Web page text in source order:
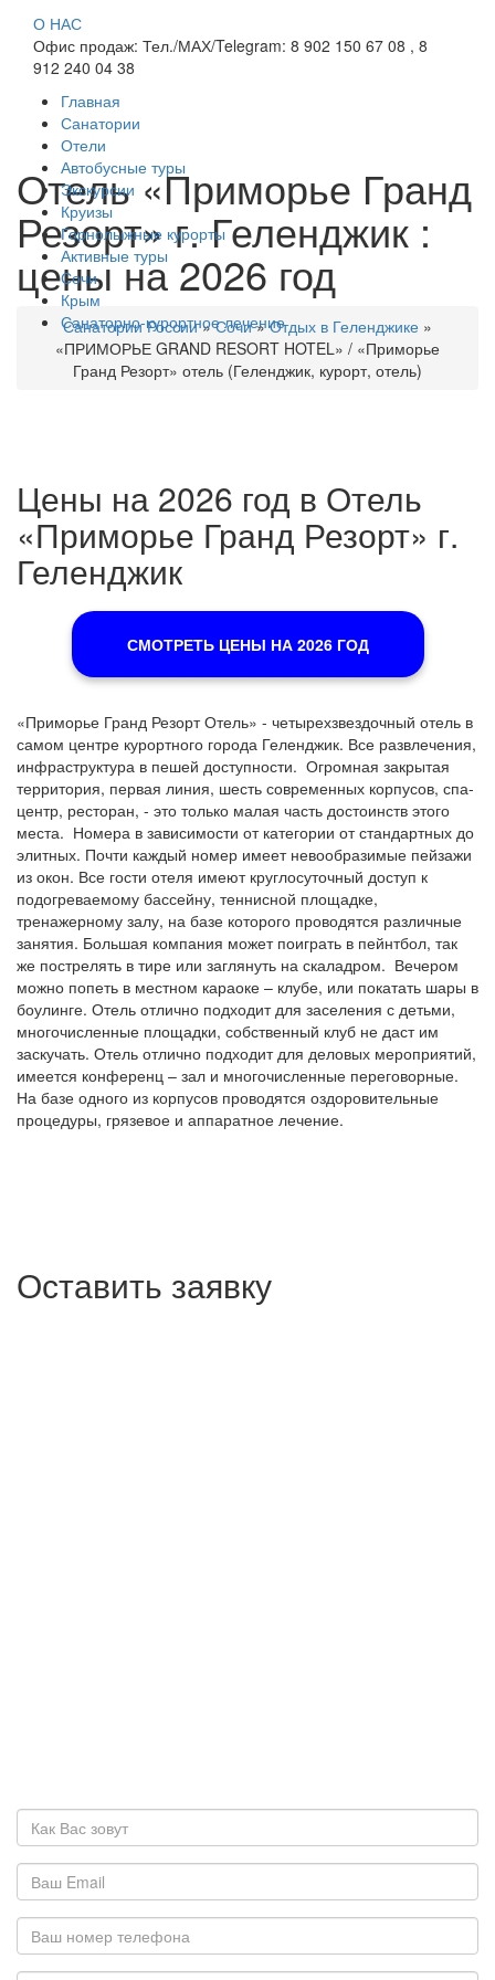
О НАС
Офис продаж: Тел./МАХ/Telegram: 8 902 150 67 08 , 8
912 240 04 38
Главная
Санатории
Отели
Автобусные туры
Экскурсии
Круизы
Горнолыжные курорты
Активные туры
Сочи
Крым
Санаторно-курортное лечение
Отель «Приморье Гранд
Резорт» г. Геленджик :
цены на 2026 год
Санатории России»Сочи»Отдых в Геленджике »
«ПРИМОРЬЕ GRAND RESORT HOTEL» / «Приморье
Гранд Резорт» отель (Геленджик, курорт, отель)
Цены на 2026 год в Отель
«Приморье Гранд Резорт» г.
Геленджик
СМОТРЕТЬ ЦЕНЫ НА 2026 ГОД
«Приморье Гранд Резорт Отель» - четырехзвездочный отель в
самом центре курортного города Геленджик. Все развлечения,
инфраструктура в пешей доступности. Огромная закрытая
территория, первая линия, шесть современных корпусов, спа-
центр, ресторан, - это только малая часть достоинств этого
места. Номера в зависимости от категории от стандартных до
элитных. Почти каждый номер имеет невообразимые пейзажи
из окон. Все гости отеля имеют круглосуточный доступ к
подогреваемому бассейну, теннисной площадке,
тренажерному залу, на базе которого проводятся различные
занятия. Большая компания может поиграть в пейнтбол, так
же пострелять в тире или заглянуть на скаладром. Вечером
можно попеть в местном караоке – клубе, или покатать шары в
боулинге. Отель отлично подходит для заселения с детьми,
многочисленные площадки, собственный клуб не даст им
заскучать. Отель отлично подходит для деловых мероприятий,
имеется конференц – зал и многочисленные переговорные.
На базе одного из корпусов проводятся оздоровительные
процедуры, грязевое и аппаратное лечение.
Оставить заявку